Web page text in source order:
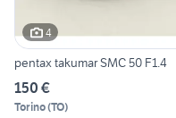
4
pentax takumar SMC 50 F1.4
150 €
Torino(TO)